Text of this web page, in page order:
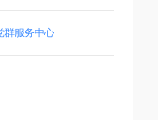
群服务中心